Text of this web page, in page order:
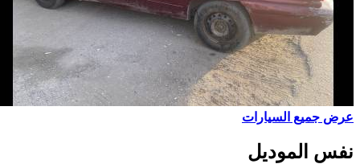
عرض جميع السيارات
نفس الموديل